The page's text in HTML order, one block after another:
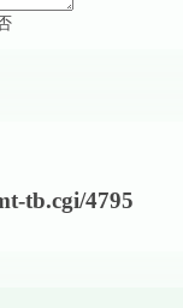
tb.cgi/4795